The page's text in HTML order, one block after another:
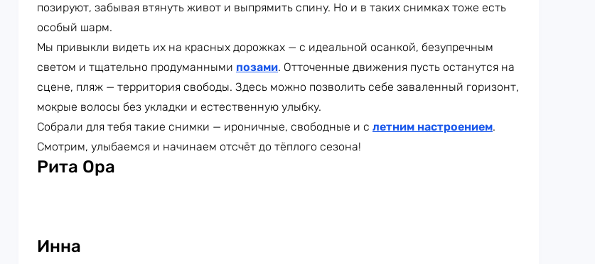
позируют, забывая втянуть живот и выпрямить спину. Но и в таких снимках тоже есть
особый шарм.
Мы привыкли видеть их на красных дорожках — с идеальной осанкой, безупречным
светом и тщательно продуманными позами. Отточенные движения пусть останутся на
сцене, пляж — территория свободы. Здесь можно позволить себе заваленный горизонт,
мокрые волосы без укладки и естественную улыбку.
Собрали для тебя такие снимки — ироничные, свободные и с летним настроением.
Смотрим, улыбаемся и начинаем отсчёт до тёплого сезона!
Рита Ора
Инна